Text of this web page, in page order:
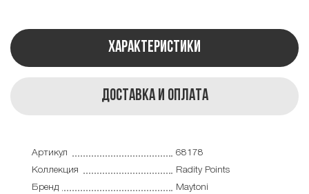
Характеристики
Доставка и оплата
Артикул
68178
Коллекция
Radity Points
Бренд
Maytoni